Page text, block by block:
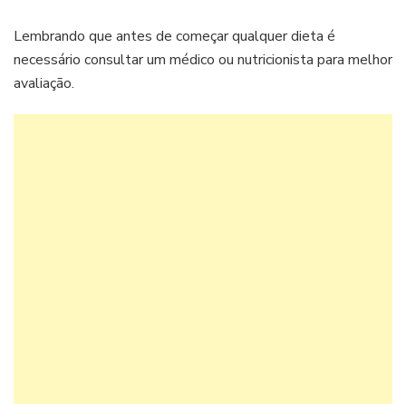
Lembrando que antes de começar qualquer dieta é
necessário consultar um médico ou nutricionista para melhor
avaliação.